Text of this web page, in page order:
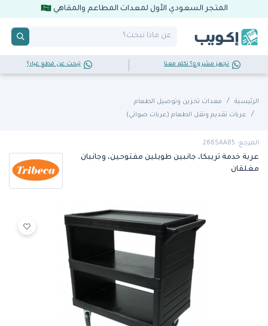
المتجر السعودي الأول لمعدات المطاعم والمقاهي
تجهز مشروع؟ تكلم معنا تبحث عن قطع غيار؟
الرئيسية
معدات تخزين وتوصيل الطعام
عربات تقديم ونقل الطعام (عربات صواني)
المرجع: 266SAA85
عربة خدمة تريبكا، جانبين طويلين مفتوحين، وجانبان
مغلقان